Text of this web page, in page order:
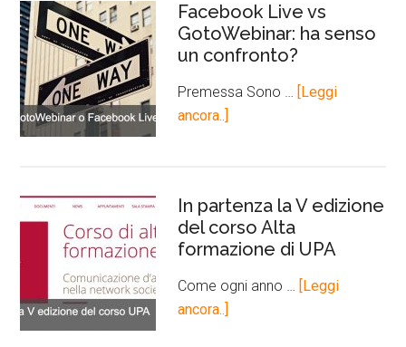
Facebook Live vs
GotoWebinar: ha senso
un confronto?
Premessa Sono …
[Leggi
ancora..]
In partenza la V edizione
del corso Alta
formazione di UPA
Come ogni anno …
[Leggi
ancora..]